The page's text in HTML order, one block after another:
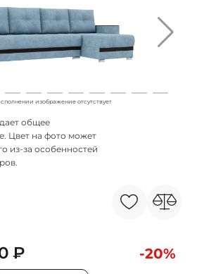
изображение отсутствует
общее
Цвет на фото может
из-за особенностей
₽ -20%